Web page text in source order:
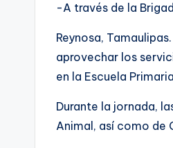
-A través de la
Reynosa,
aprovechar los
en la Escuela
Durante la jornada,
Animal, así como de